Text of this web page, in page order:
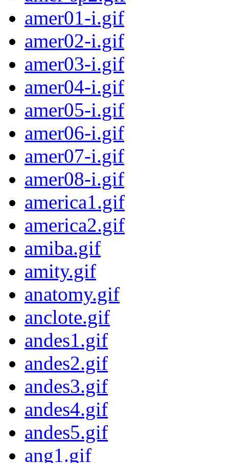
amer01-i.gif
amer02-i.gif
amer03-i.gif
amer04-i.gif
amer05-i.gif
amer06-i.gif
amer07-i.gif
amer08-i.gif
america1.gif
america2.gif
amiba.gif
amity.gif
anatomy.gif
anclote.gif
andes1.gif
andes2.gif
andes3.gif
andes4.gif
andes5.gif
ang1.gif